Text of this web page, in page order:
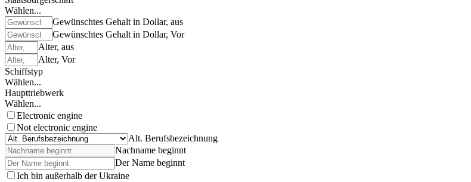
Wählen...
Gewünschtes Gehalt in Dollar, aus
Gewünschtes Gehalt in Dollar, Vor
Alter, aus
Alter, Vor
Schiffstyp
Wählen...
Haupttriebwerk
Wählen...
Electronic engine
Not electronic engine
Alt. Berufsbezeichnung
Nachname beginnt
Der Name beginnt
Ich bin außerhalb der Ukraine